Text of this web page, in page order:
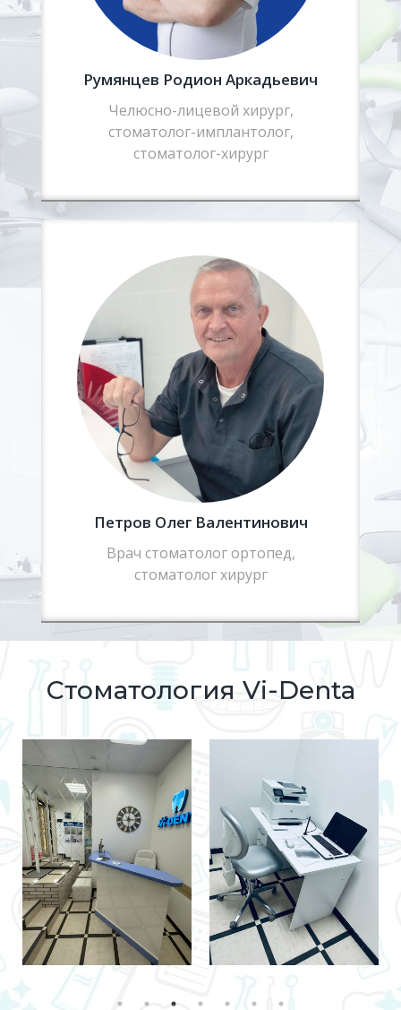
Румянцев Родион Аркадьевич
Челюсно-лицевой хирург,
стоматолог-имплантолог,
стоматолог-хирург
Петров Олег Валентинович
Врач стоматолог ортопед,
стоматолог хирург
Стоматология Vi-Denta